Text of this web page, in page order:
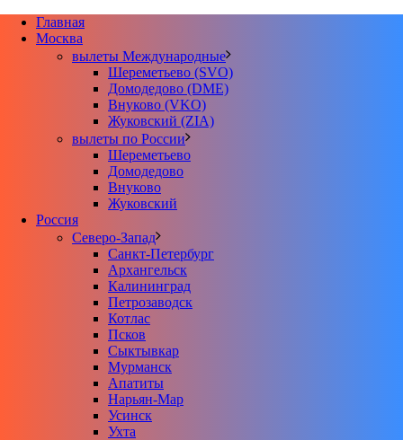
Главная
Москва
вылеты Международные
Шереметьево (SVO)
Домодедово (DME)
Внуково (VKO)
Жуковский (ZIA)
вылеты по России
Шереметьево
Домодедово
Внуково
Жуковский
Россия
Северо-Запад
Санкт-Петербург
Архангельск
Калининград
Петрозаводск
Котлас
Псков
Сыктывкар
Мурманск
Апатиты
Нарьян-Мар
Усинск
Ухта